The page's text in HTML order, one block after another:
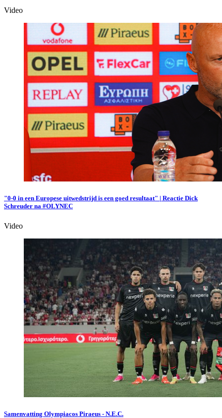
Video
"0-0 in een Europese uitwedstrijd is een goed resultaat" | Reactie Dick
Schreuder na #OLYNEC
Video
Samenvatting Olympiacos Piraeus - N.E.C.